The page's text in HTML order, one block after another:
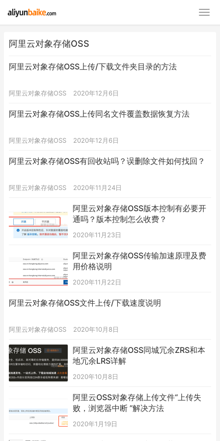
阿里云对象存储OSS
阿里云对象存储OSS上传/下载文件夹目录的方法
阿里云对象存储OSS 2020年12月6日
阿里云对象存储OSS上传同名文件覆盖数据恢复方法
阿里云对象存储OSS 2020年12月6日
阿里云对象存储OSS有回收站吗？误删除文件如何找回？
阿里云对象存储OSS 2020年11月24日
阿里云对象存储OSS版本控制有必要开
通吗？版本控制怎么收费？
2020年11月23日
阿里云对象存储OSS传输加速原理及费
用价格说明
2020年11月22日
阿里云对象存储OSS文件上传/下载速度说明
阿里云对象存储OSS 2020年10月8日
阿里云对象存储OSS同城冗余ZRS和本
地冗余LRS详解
2020年10月8日
阿里云OSS对象存储上传文件“上传失
败，浏览器中断 ”解决方法
2020年1月19日